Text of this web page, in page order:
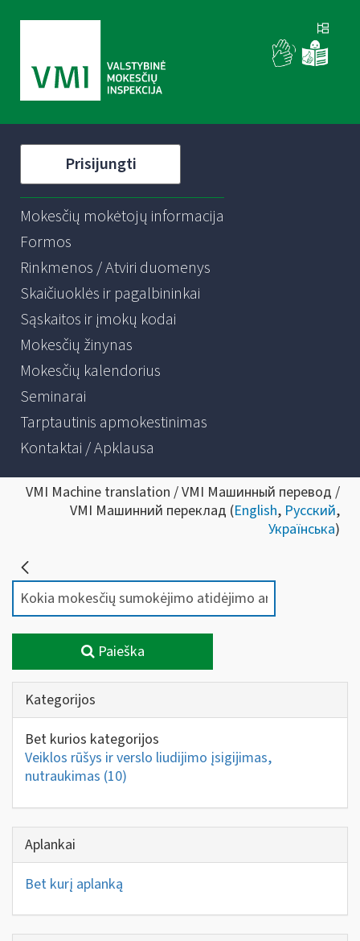
Prisijungti
Mokesčių mokėtojų informacija
Formos
Rinkmenos / Atviri duomenys
Skaičiuoklės ir pagalbininkai
Sąskaitos ir įmokų kodai
Mokesčių žinynas
Mokesčių kalendorius
Seminarai
Tarptautinis apmokestinimas
Kontaktai / Apklausa
VMI Machine translation / VMI Машинный перевод /
VMI Машинний переклад (English, Русский,
Українська)
Paieška
Kategorijos
Bet kurios kategorijos
Veiklos rūšys ir verslo liudijimo įsigijimas,
nutraukimas (10)
Aplankai
Bet kurį aplanką